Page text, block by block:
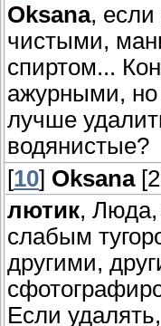
Oksana, если
чистыми,
спиртом...
ажурными, но
лучше
водянистые?
[10] Oksana
лютик, Люда,
слабым
другими,
Если